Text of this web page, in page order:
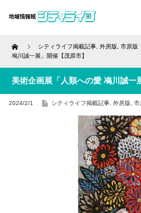
Home シティライフ掲載記事 外房版 市原版
鳰川誠一展」開催【茂原市】
美術企画展「人類への愛 鳰川誠一
2024/2/1 シティライフ掲載記事 外房版 市